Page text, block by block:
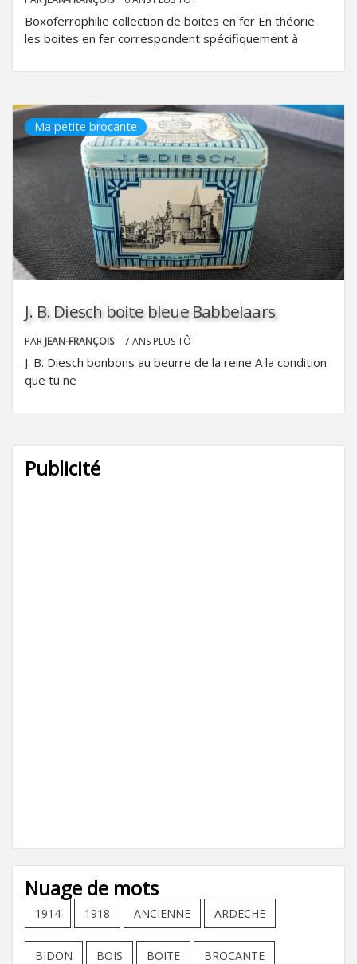
Boxoferrophilie collection de boites en fer En théorie
les boites en fer correspondent spécifiquement à
Ma petite brocante
J. B. Diesch boite bleue Babbelaars
PAR JEAN-FRANÇOIS 7 ANS PLUS TÔT
J. B. Diesch bonbons au beurre de la reine A la condition
que tu ne
Publicité
Nuage de mots
1914 1918 ANCIENNE ARDECHE
BIDON BOIS BOITE BROCANTE